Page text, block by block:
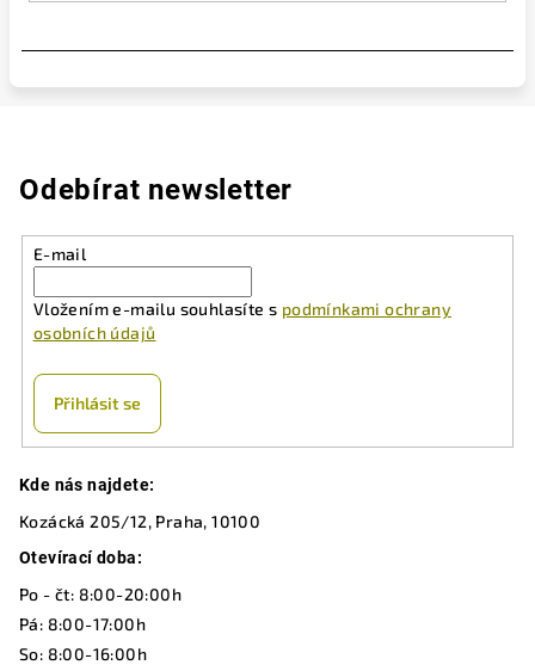
Odebírat newsletter
E-mail
Vložením e-mailu souhlasíte s podmínkami ochrany
osobních údajů
Přihlásit se
Kde nás najdete:
Kozácká 205/12, Praha, 10100
Otevírací doba:
Po - čt: 8:00-20:00h
Pá: 8:00-17:00h
So: 8:00-16:00h